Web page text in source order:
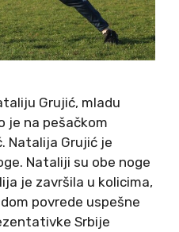
Grujić, mladu
je na pešačkom
Natalija Grujić je
Nataliji su obe noge
je završila u kolicima,
povrede uspešne
Srbije